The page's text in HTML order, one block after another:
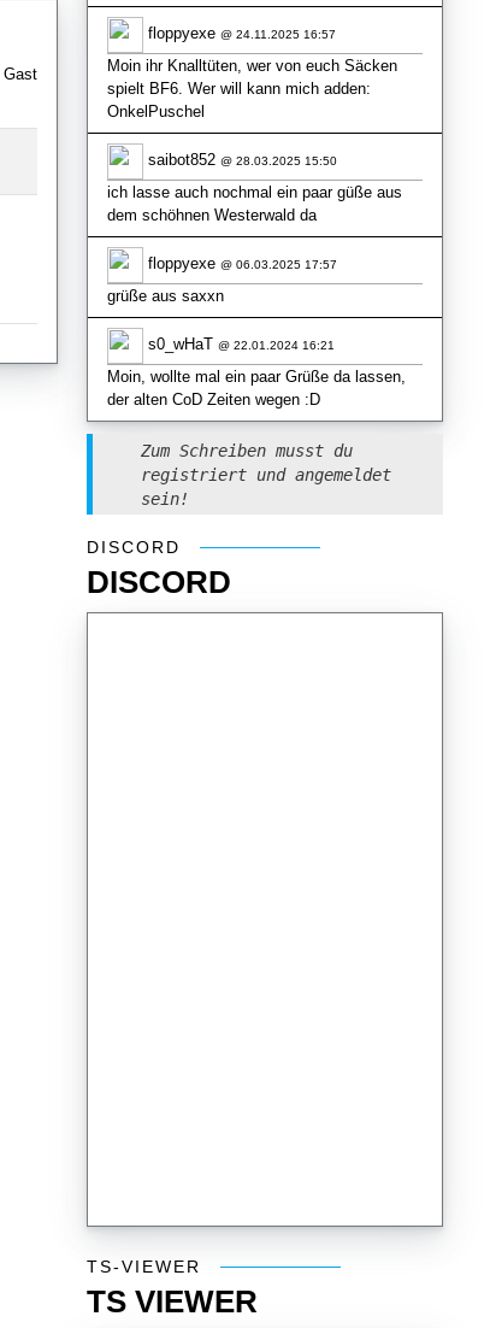
Gast
floppyexe @ 24.11.2025 16:57
Moin ihr Knalltüten, wer von euch Säcken
spielt BF6. Wer will kann mich adden:
OnkelPuschel
saibot852 @ 28.03.2025 15:50
ich lasse auch nochmal ein paar güße aus
dem schöhnen Westerwald da
floppyexe @ 06.03.2025 17:57
grüße aus saxxn
s0_wHaT @ 22.01.2024 16:21
Moin, wollte mal ein paar Grüße da lassen,
der alten CoD Zeiten wegen :D
Zum Schreiben musst du
registriert und angemeldet
sein!
DISCORD
DISCORD
TS-VIEWER
TS VIEWER